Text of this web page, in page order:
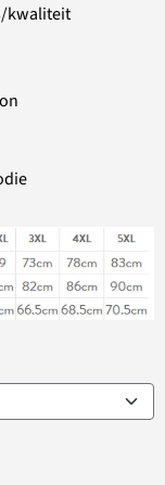
kwaliteit